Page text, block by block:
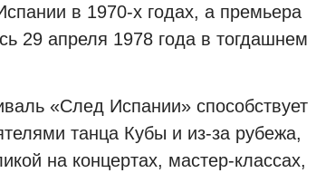
в 1970-х годах, а премьера
29 апреля 1978 года в тогдашнем
«След Испании» способствует
танца Кубы и из-за рубежа,
на концертах, мастер-классах,